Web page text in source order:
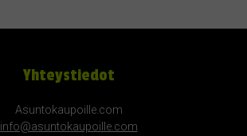
Yhteystiedot
Asuntokaupoille.com
info@asuntokaupoille.com